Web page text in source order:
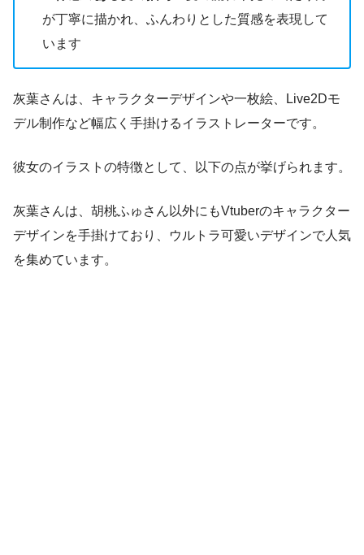
が丁寧に描かれ、ふんわりとした質感を表現して
います
灰葉さんは、キャラクターデザインや一枚絵、Live2Dモ
デル制作など幅広く手掛けるイラストレーターです。
彼女のイラストの特徴として、以下の点が挙げられます。
灰葉さんは、胡桃ふゅさん以外にもVtuberのキャラクター
デザインを手掛けており、ウルトラ可愛いデザインで人気
を集めています。